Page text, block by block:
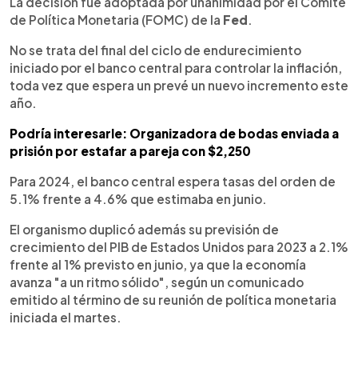
de Política Monetaria (FOMC) de la Fed
No se trata del final del ciclo de endurecimiento
iniciado por el banco central para controlar la inflación,
toda vez que espera un prevé un nuevo incremento este
año.
Podría interesarle: Organizadora de bodas enviada a
prisión por estafar a pareja con $2,250
Para 2024, el banco central espera tasas del orden de
5.1% frente a 4.6% que estimaba en junio.
El organismo duplicó además su previsión de
crecimiento del PIB de Estados Unidos para 2023 a 2.1%
frente al 1% previsto en junio, ya que la economía
avanza "a un ritmo sólido", según un comunicado
emitido al término de su reunión de política monetaria
iniciada el martes.